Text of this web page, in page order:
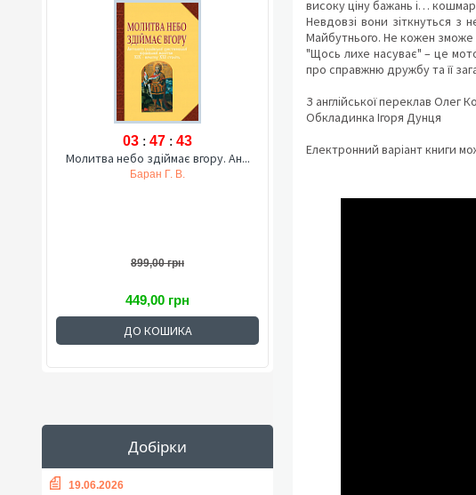
03 : 47 : 42
Молитва небо здіймає вгору. Ан...
Баран Г. В.
899,00 грн
449,00 грн
ДО КОШИКА
Добірки
19.06.2026
високу ціну бажань і…
Невдовзі вони зіткнуться з
Майбутнього. Не кожен зможе
"Щось лихе насуває" – це
про справжню дружбу та її
З англійської переклав Олег
Обкладинка Ігоря Дунця
Електронний варіант книги